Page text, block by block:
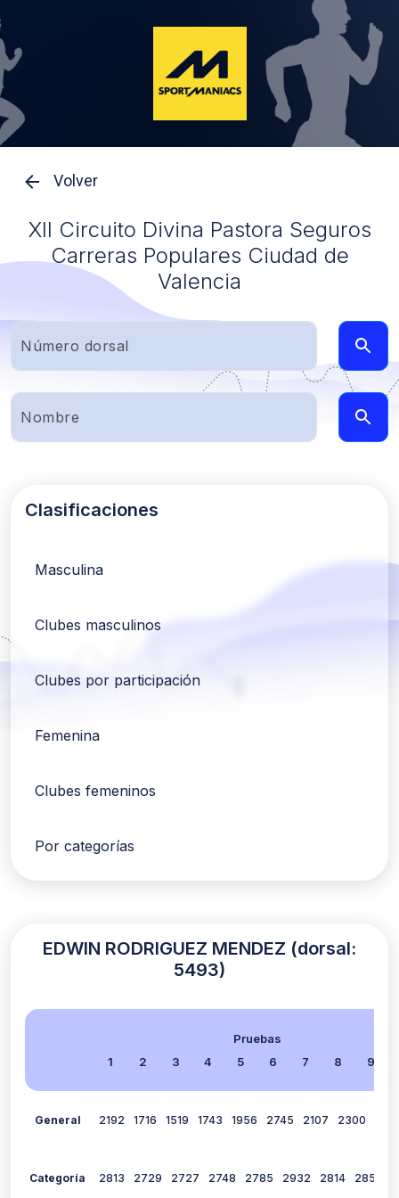
Volver
XII Circuito Divina Pastora Seguros
Carreras Populares Ciudad de
Valencia
Clasificaciones
Masculina
Clubes masculinos
Clubes por participación
Femenina
Clubes femeninos
Por categorías
EDWIN RODRIGUEZ MENDEZ (dorsal:
5493)
Pruebas
1
2 3 4 5 6 7 8 9
General 2192 1716 1519 1743 1956 2745 2107 2300
Categoría 2813 2729 2727 2748 2785 2932 2814 2857